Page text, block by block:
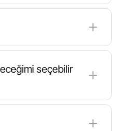
etmek ücretsizdir. Bazı
sunar, ancak
mevcuttur.
seçebilir
için cinsiyet,